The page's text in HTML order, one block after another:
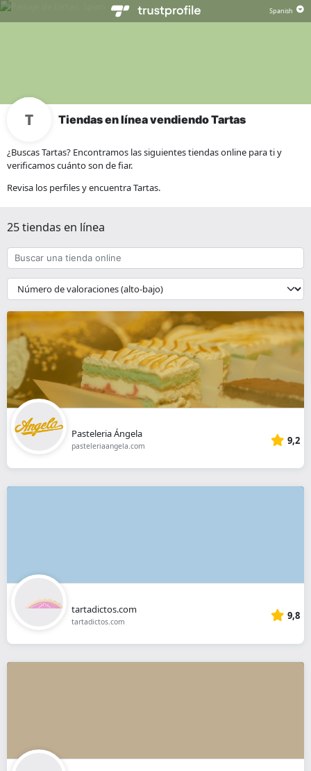
Tiendas en línea vendiendo Tartas
¿Buscas Tartas? Encontramos las siguientes tiendas online para ti y
verificamos cuánto son de fiar.
Revisa los perfiles y encuentra Tartas.
25 tiendas en línea
Buscar
una
tienda
online
{{
__('Sort')
}}
Pasteleria Ángela
pasteleriaangela.com 9,2
tartadictos.com
tartadictos.com 9,8